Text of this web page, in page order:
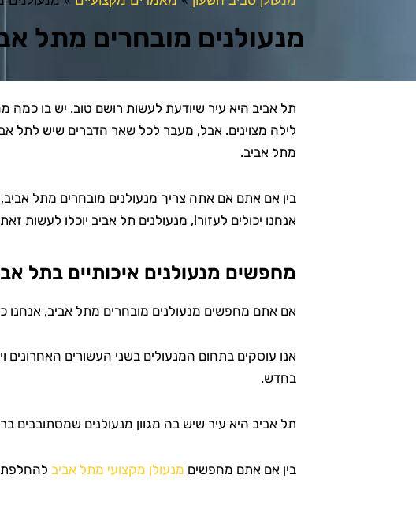
מנעולנים מובחרים מתל
תל אביב היא עיר שיודעת לעשות רושם טוב. יש בו כמה
לילה מצוינים. אבל, מעבר לכל שאר הדברים שיש לתל
מתל אביב.
אנחנו יכולים לעזור!, מנעולנים תל אביב יוכלו לעשות
מחפשים מנעולנים איכותיים בתל
אם אתם מחפשים מנעולנים מובחרים מתל אביב, אנחנו
אנו עוסקים בתחום המנעולים בשני העשורים האחרונים
בחדש.
תל אביב היא עיר שיש בה מגוון מנעולנים שמסתובבים
בין אם אתם מחפשים מנעולן מקצועי מתל אביב להחלפת